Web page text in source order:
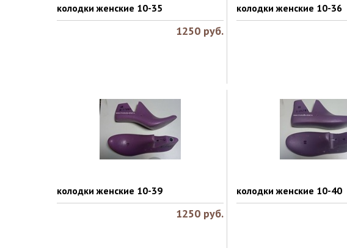
колодки женские 10-35
1250 руб.
колодки женские 10-36
колодки женские 10-39
1250 руб.
колодки женские 10-40